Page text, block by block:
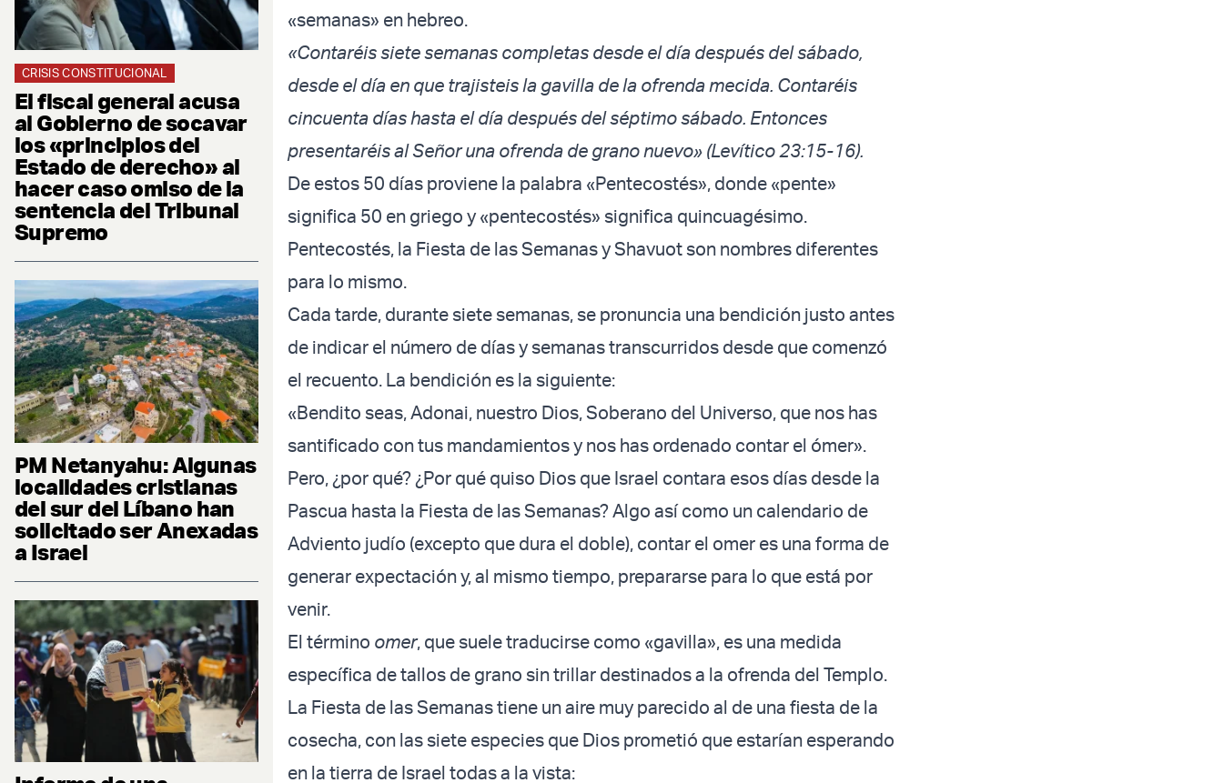
CRISIS CONSTITUCIONAL
El fiscal general acusa
al Gobierno de socavar
los «principios del
Estado de derecho» al
hacer caso omiso de la
sentencia del Tribunal
Supremo
PM Netanyahu: Algunas
localidades cristianas
del sur del Líbano han
solicitado ser Anexadas
a Israel
«semanas» en hebreo.
«Contaréis siete semanas completas desde el día después del sábado,
desde el día en que trajisteis la gavilla de la ofrenda mecida. Contaréis
cincuenta días hasta el día después del séptimo sábado. Entonces
presentaréis al Señor una ofrenda de grano nuevo» (Levítico 23:15-16).
De estos 50 días proviene la palabra «Pentecostés», donde «pente»
significa 50 en griego y «pentecostés» significa quincuagésimo.
Pentecostés, la Fiesta de las Semanas y Shavuot son nombres diferentes
para lo mismo.
Cada tarde, durante siete semanas, se pronuncia una bendición justo antes
de indicar el número de días y semanas transcurridos desde que comenzó
el recuento. La bendición es la siguiente:
«Bendito seas, Adonai, nuestro Dios, Soberano del Universo, que nos has
santificado con tus mandamientos y nos has ordenado contar el ómer».
Pero, ¿por qué? ¿Por qué quiso Dios que Israel contara esos días desde la
Pascua hasta la Fiesta de las Semanas? Algo así como un calendario de
Adviento judío (excepto que dura el doble), contar el omer es una forma de
generar expectación y, al mismo tiempo, prepararse para lo que está por
venir.
El término omer, que suele traducirse como «gavilla», es una medida
específica de tallos de grano sin trillar destinados a la ofrenda del Templo.
La Fiesta de las Semanas tiene un aire muy parecido al de una fiesta de la
cosecha, con las siete especies que Dios prometió que estarían esperando
en la tierra de Israel todas a la vista: